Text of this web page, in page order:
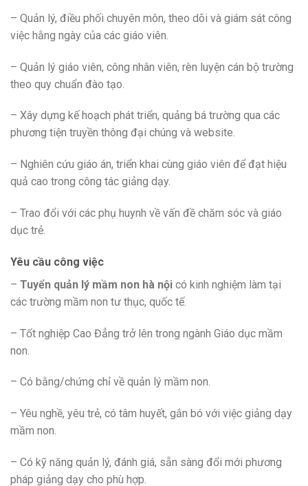
– Quản lý, điều phối chuyên môn, theo dõi và giám sát công
việc hằng ngày của các giáo viên.
– Quản lý giáo viên, công nhân viên, rèn luyện cán bộ trường
theo quy chuẩn đào tạo.
– Xây dựng kế hoạch phát triển, quảng bá trường qua các
phương tiện truyền thông đại chúng và website.
– Nghiên cứu giáo án, triển khai cùng giáo viên để đạt hiệu
quả cao trong công tác giảng dạy.
– Trao đổi với các phụ huynh về vấn đề chăm sóc và giáo
dục trẻ.
Yêu cầu công việc
– Tuyển quản lý mầm non hà nội có kinh nghiệm làm tại
các trường mầm non tư thục, quốc tế.
– Tốt nghiệp Cao Đẳng trở lên trong ngành Giáo dục mầm
non.
– Có bằng/chứng chỉ về quản lý mầm non.
– Yêu nghề, yêu trẻ, có tâm huyết, gắn bó với việc giảng dạy
mầm non.
– Có kỹ năng quản lý, đánh giá, sẵn sàng đổi mới phương
pháp giảng dạy cho phù hợp.